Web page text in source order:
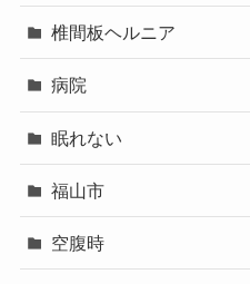
椎間板ヘルニア
病院
眠れない
福山市
空腹時